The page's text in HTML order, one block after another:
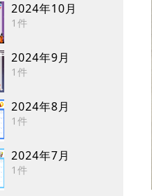
2024年10月
1件
2024年9月
1件
2024年8月
1件
2024年7月
1件